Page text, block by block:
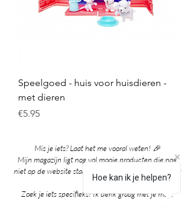
Speelgoed - huis voor huisdieren -
met dieren
Price
€5.95
Mis je iets? Laat het me vooral weten! 🎉
Mijn magazijn ligt nog vol mooie producten die nog
niet op de website staan. Grote kans dat ik het al voor
je heb!
Zoek je iets specifieks? Ik denk graag met je mee!
Hoe kan ik je helpen?